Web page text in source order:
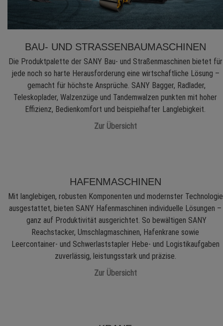
BAU- UND STRASSENBAUMASCHINEN
Die Produktpalette der SANY Bau- und Straßenmaschinen bietet für
jede noch so harte Herausforderung eine wirtschaftliche Lösung –
gemacht für höchste Ansprüche. SANY Bagger, Radlader,
Teleskoplader, Walzenzüge und Tandemwalzen punkten mit hoher
Effizienz, Bedienkomfort und beispielhafter Langlebigkeit.
Zur Übersicht
HAFENMASCHINEN
Mit langlebigen, robusten Komponenten und modernster Technologie
ausgestattet, bieten SANY Hafenmaschinen individuelle Lösungen –
ganz auf Produktivität ausgerichtet. So bewältigen SANY
Reachstacker, Umschlagmaschinen, Hafenkrane sowie
Leercontainer- und Schwerlaststapler Hebe- und Logistikaufgaben
zuverlässig, leistungsstark und präzise.
Zur Übersicht